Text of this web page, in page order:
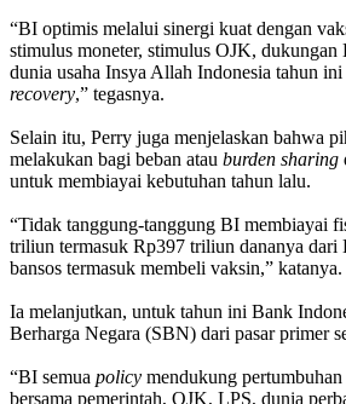
“BI optimis melalui sinergi kuat dengan
stimulus moneter, stimulus OJK,
dunia usaha Insya Allah Indonesia tahun ini
recovery,” tegasnya.
Selain itu, Perry juga menjelaskan bahwa
melakukan bagi beban atau burden sharing
untuk membiayai kebutuhan tahun lalu.
“Tidak tanggung-tanggung BI membiayai
triliun termasuk Rp397 triliun dananya
bansos termasuk membeli vaksin,” katanya.
Ia melanjutkan, untuk tahun ini Bank
Berharga Negara (SBN) dari pasar primer
“BI semua policy mendukung
bersama pemerintah, OJK, LPS, dunia